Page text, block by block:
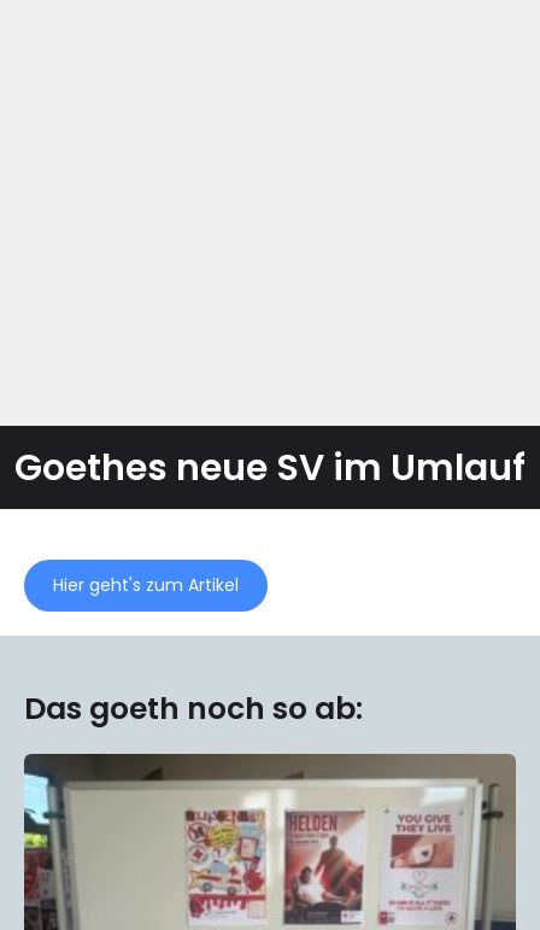
Goethes neue SV im Umlauf
Hier geht's zum Artikel
Das goeth noch so ab: